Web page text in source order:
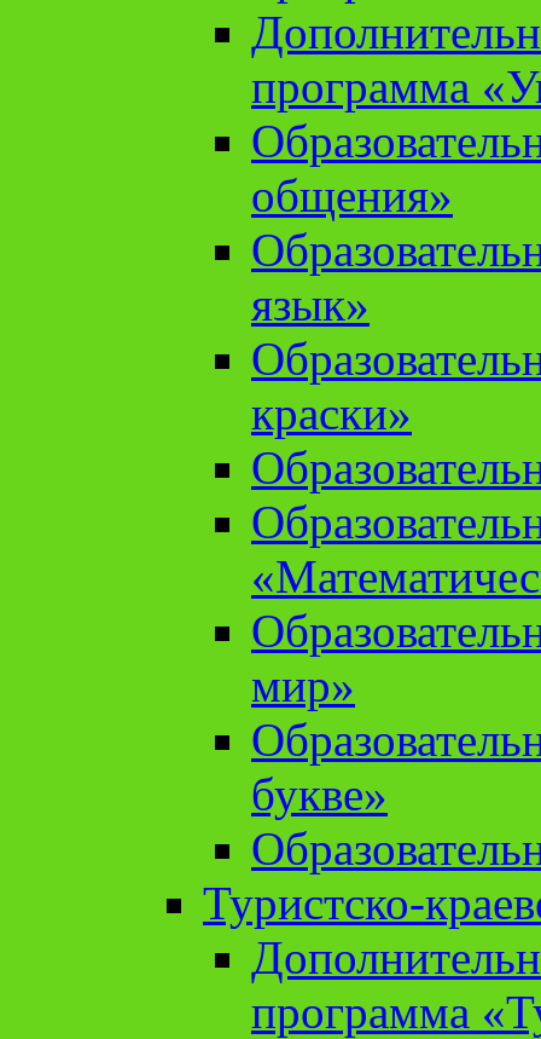
программа
общения»
язык»
краски»
мир»
букве»
Туристско-
программа